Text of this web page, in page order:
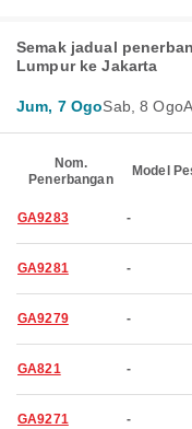
Semak jadual
Lumpur ke Jakarta
Jum, 7 OgoSab, 8 Ogo
Nom.
Penerbangan
Model
GA9283 -
GA9281 -
GA9279 -
GA821 -
GA9271 -